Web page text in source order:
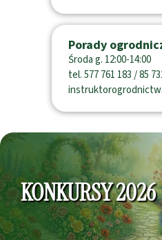
KONKURSY 2026
Porady
Środa g. 12:00-14:00
tel. 577 761 183 / 85